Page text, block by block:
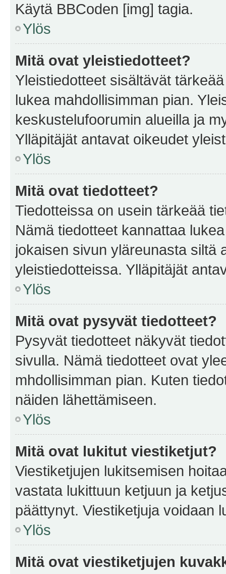
Käytä BBCoden [img] tagia.
Ylös
Mitä ovat yleistiedotteet?
Yleistiedotteet sisältävät
lukea mahdollisimman pian.
keskustelufoorumin alueilla ja
Ylläpitäjät antavat oikeudet
Ylös
Mitä ovat tiedotteet?
Tiedotteissa on usein tärkeää
Nämä tiedotteet kannattaa
jokaisen sivun yläreunasta siltä
yleistiedotteissa. Ylläpitäjät
Ylös
Mitä ovat pysyvät tiedotteet?
Pysyvät tiedotteet näkyvät
sivulla. Nämä tiedotteet ovat
mhdollisimman pian. Kuten
näiden lähettämiseen.
Ylös
Mitä ovat lukitut viestiketjut?
Viestiketjujen lukitsemisen
vastata lukittuun ketjuun ja
päättynyt. Viestiketjuja voidaan
Ylös
Mitä ovat viestiketjujen